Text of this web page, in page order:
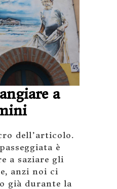
a
dell’articolo.
è
a saziare gli
anzi noi ci
già durante la